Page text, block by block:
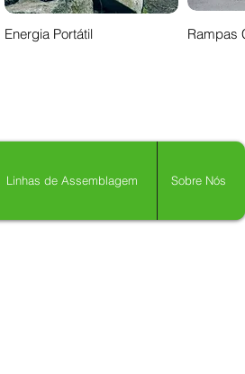
Energia Portátil Rampas
Linhas de Assemblagem Sobre Nós